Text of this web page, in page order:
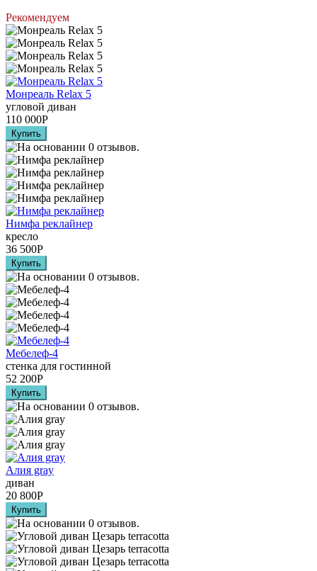
Рекомендуем
Монреаль Relax 5
угловой диван
110 000Р
Нимфа реклайнер
кресло
36 500Р
Мебелеф-4
стенка для гостинной
52 200Р
Алия grаy
диван
20 800Р